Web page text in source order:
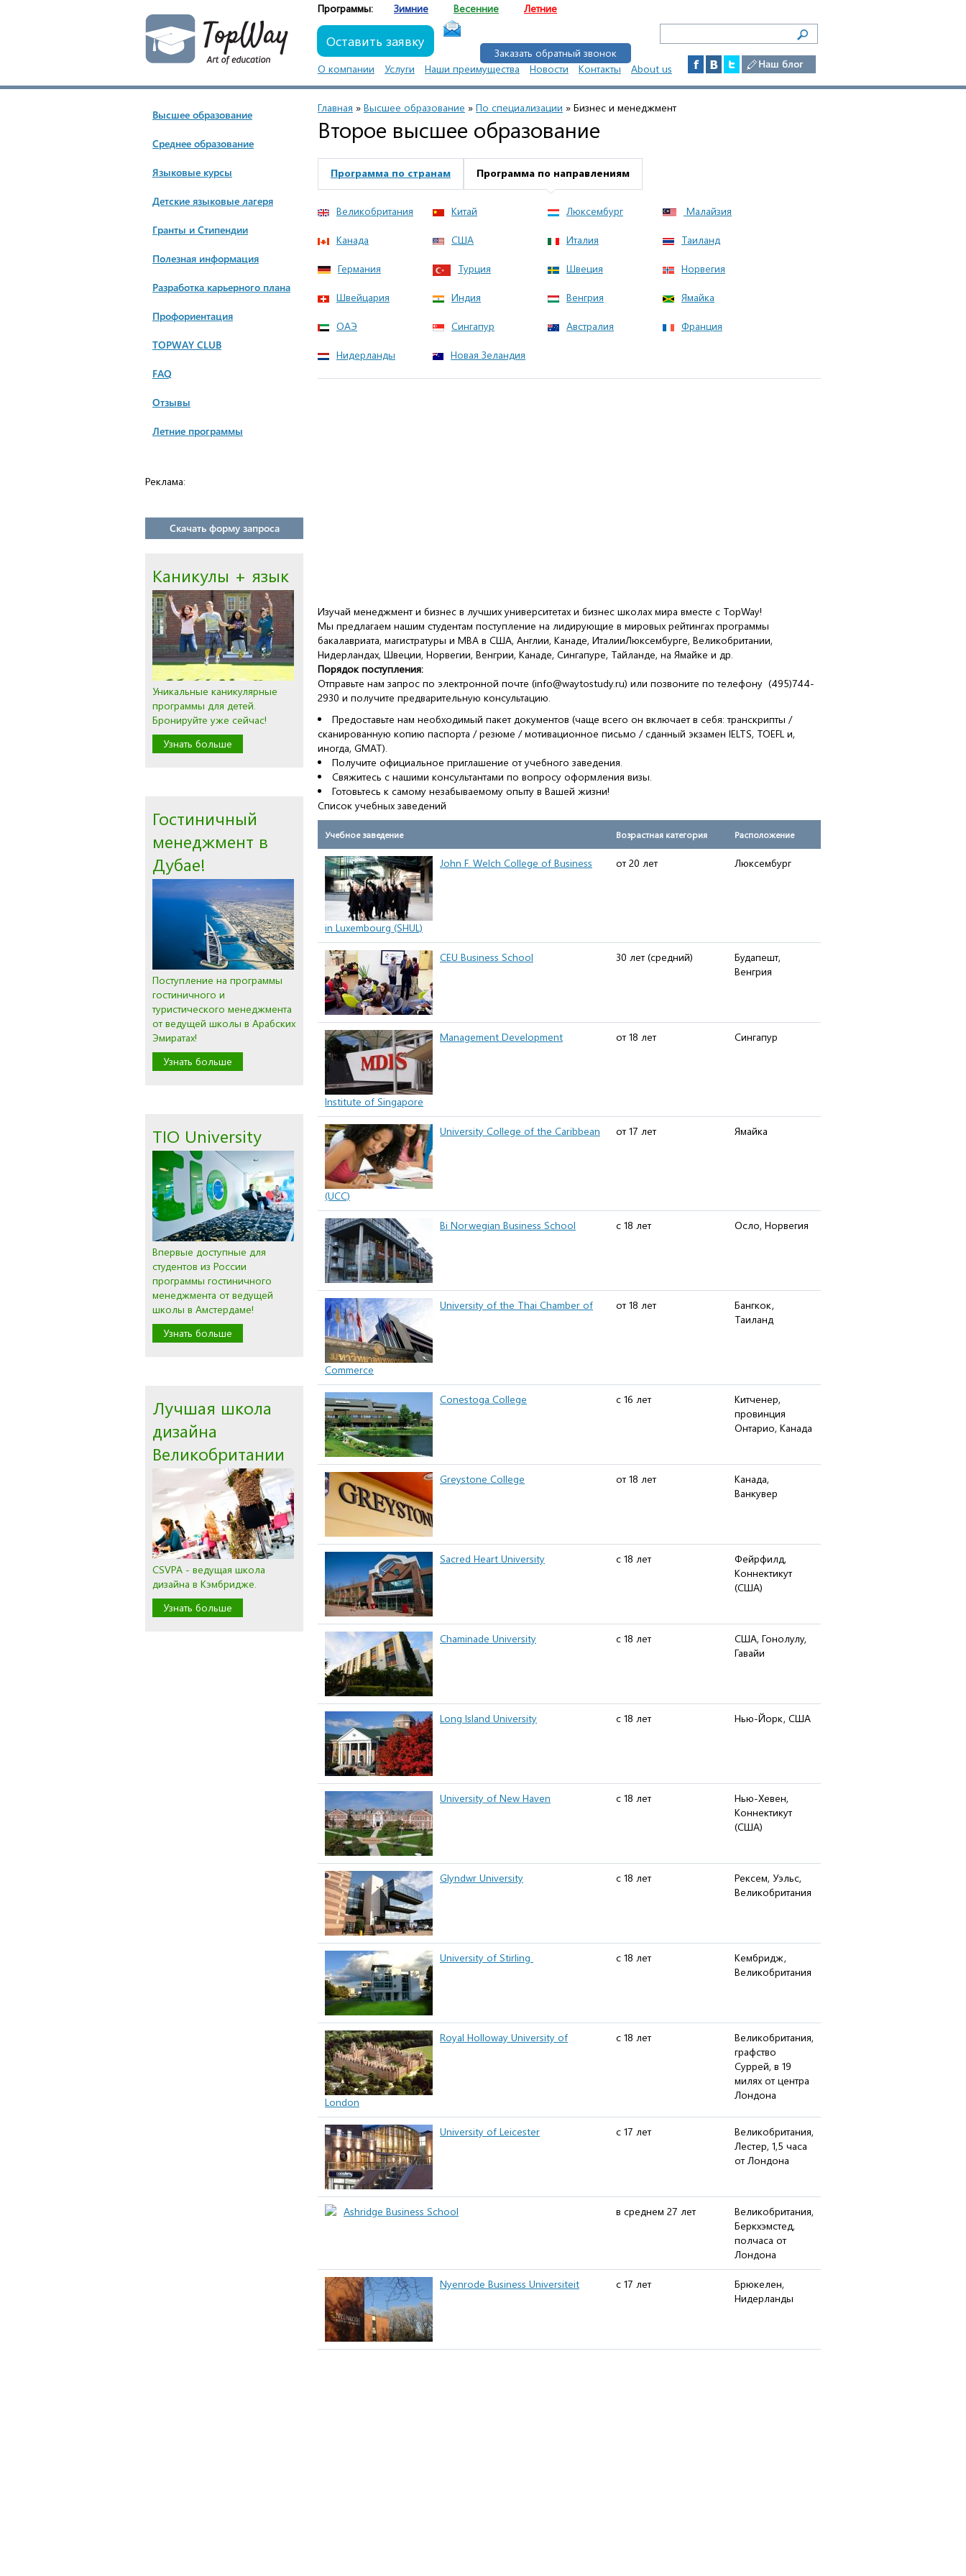
Программы: Зимние Весенние Летние
Оставить заявку
Заказать обратный звонок
О компании
Услуги Наши преимущества Новости Контакты About us Наш блог
Высшее образование
Cреднее образование
Языковые курсы
Детские языковые лагеря
Гранты и Стипендии
Полезная информация
Разработка карьерного плана
Профориентация
TOPWAY CLUB
FAQ
Отзывы
Летние программы
Реклама:
Скачать форму запроса
Каникулы + язык
Уникальные каникулярные
программы для детей.
Бронируйте уже сейчас!
Узнать больше
Гостиничный
менеджмент в
Дубае!
Поступление на программы
гостиничного и
туристического менеджмента
от ведущей школы в Арабских
Эмиратах!
Узнать больше
TIO University
Впервые доступные для
студентов из России
программы гостиничного
менеджмента от ведущей
школы в Амстердаме!
Узнать больше
Лучшая школа
дизайна
Великобритании
CSVPA - ведущая школа
дизайна в Кэмбридже.
Узнать больше
Главная » Высшее образование » По специализации » Бизнес и менеджмент
Второе высшее образование
Программа по странам Программа по направлениям
Великобритания Китай Люксембург Малайзия
Канада США Италия Таиланд
Германия Турция Швеция Норвегия
Швейцария Индия Венгрия Ямайка
ОАЭ Сингапур Австралия Франция
Нидерланды Новая Зеландия
Изучай менеджмент и бизнес в лучших университетах и бизнес школах мира вместе с TopWay!
Мы предлагаем нашим студентам поступление на лидирующие в мировых рейтингах программы
бакалавриата, магистратуры и MBA в США, Англии, Канаде, ИталииЛюксембурге, Великобритании,
Нидерландах, Швеции, Норвегии, Венгрии, Канаде, Сингапуре, Тайланде, на Ямайке и др.
Порядок поступления:
Отправьте нам запрос по электронной почте (info@waytostudy.ru) или позвоните по телефону (495)744-
2930 и получите предварительную консультацию.
Предоставьте нам необходимый пакет документов (чаще всего он включает в себя: транскрипты /
сканированную копию паспорта / резюме / мотивационное письмо / сданный экзамен IELTS, TOEFL и,
иногда, GMAT).
Получите официальное приглашение от учебного заведения.
Свяжитесь с нашими консультантами по вопросу оформления визы.
Готовьтесь к самому незабываемому опыту в Вашей жизни!
Список учебных заведений
Учебное заведение Возрастная категория Расположение
John F. Welch College of Business
in Luxembourg (SHUL)
от 20 лет Люксембург
CEU Business School 30 лет (средний)
Будапешт,
Венгрия
Management Development
Institute of Singapore
от 18 лет Сингапур
University College of the Caribbean
(UCC)
от 17 лет Ямайка
Bi Norwegian Business School с 18 лет Осло, Норвегия
University of the Thai Chamber of
Commerce
от 18 лет
Бангкок,
Таиланд
Conestoga College с 16 лет
Китченер,
провинция
Онтарио, Канада
Greystone College от 18 лет
Канада,
Ванкувер
Sacred Heart University с 18 лет
Фейрфилд,
Коннектикут
(США)
Chaminade University с 18 лет
США, Гонолулу,
Гавайи
Long Island University с 18 лет Нью-Йорк, США
University of New Haven с 18 лет
Нью-Хевен,
Коннектикут
(США)
Glyndwr University с 18 лет
Рексем, Уэльс,
Великобритания
University of Stirling с 18 лет
Кембридж,
Великобритания
Royal Holloway University of
London
с 18 лет
Великобритания,
графство
Суррей, в 19
милях от центра
Лондона
University of Leicester с 17 лет
Великобритания,
Лестер, 1,5 часа
от Лондона
Ashridge Business School в среднем 27 лет
Великобритания,
Беркхэмстед,
полчаса от
Лондона
Nyenrode Business Universiteit c 17 лет
Брюкелен,
Нидерланды